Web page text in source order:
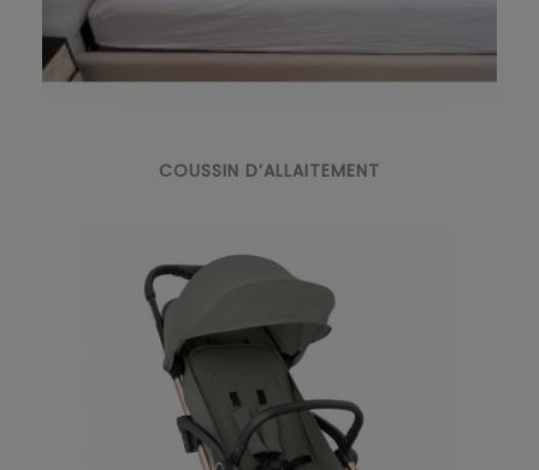
COUSSIN D’ALLAITEMENT